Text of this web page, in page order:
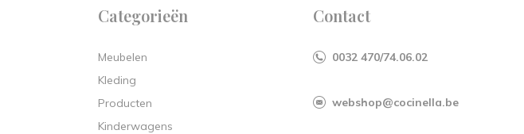
Categorieën
Meubelen
Kleding
Producten
Kinderwagens
Contact
0032 470/74.06.02
webshop@cocinella.be